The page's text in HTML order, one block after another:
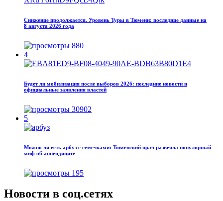
Снижение продолжается. Уровень Туры в Тюмени: последние данные на
8 августа 2026 года
880
4
Будет ли мобилизация после выборов 2026: последние новости и
официальные заявления властей
30902
5
Можно ли есть арбуз с семечками: Тюменский врач развеяла популярный
миф об аппендиците
195
Новости в соц.сетях